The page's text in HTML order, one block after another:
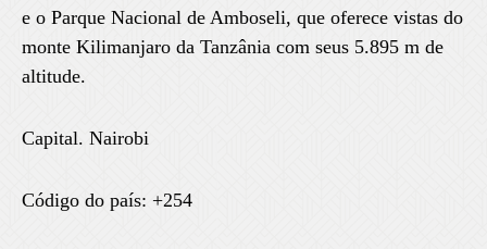
e o Parque Nacional de Amboseli, que oferece vistas do
monte Kilimanjaro da Tanzânia com seus 5.895 m de
altitude.
Capital. Nairobi
Código do país: +254